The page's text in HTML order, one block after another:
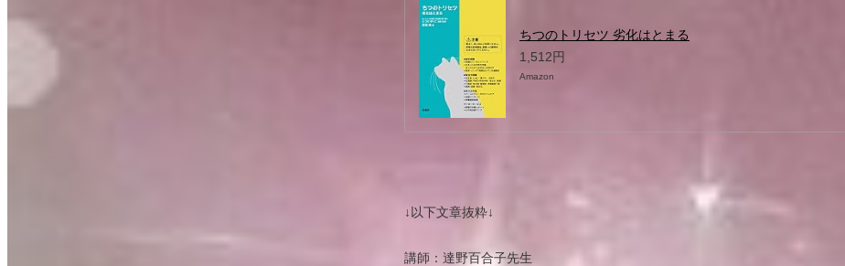
ちつのトリセツ 劣化はとまる
1,512円
Amazon
↓以下文章抜粋↓
講師：達野百合子先生